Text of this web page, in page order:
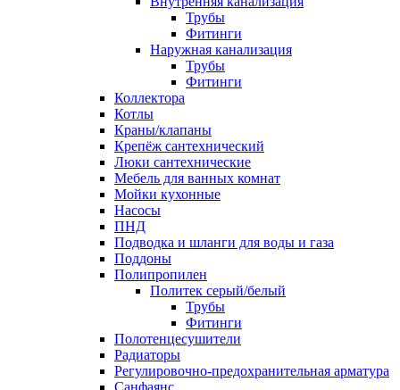
Трубы
Фитинги
Наружная канализация
Трубы
Фитинги
Коллектора
Котлы
Краны/клапаны
Крепёж сантехнический
Люки сантехнические
Мебель для ванных комнат
Мойки кухонные
Насосы
ПНД
Подводка и шланги для воды и газа
Поддоны
Полипропилен
Политек серый/белый
Трубы
Фитинги
Полотенцесушители
Радиаторы
Регулировочно-предохранительная арматура
Санфаянс